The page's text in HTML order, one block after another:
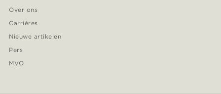
Over ons
Carrières
Nieuwe artikelen
Pers
MVO